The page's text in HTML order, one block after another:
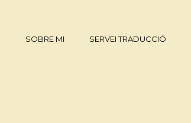
SOBRE MI SERVEI TRADUCCIÓ